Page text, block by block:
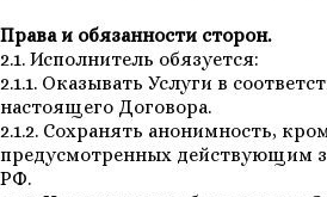
Права и обязанности сторон.
2.1. Исполнитель обязуется:
2.1.1. Оказывать Услуги в
настоящего Договора.
2.1.2. Сохранять анонимность,
предусмотренных действующим
РФ.